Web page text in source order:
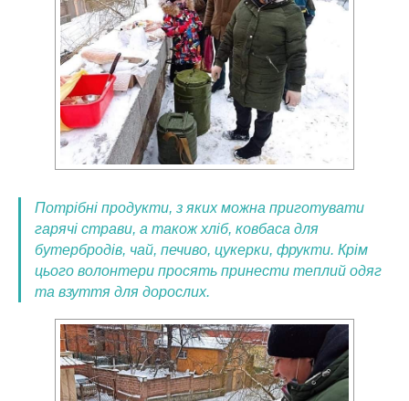
Потрібні продукти, з яких можна приготувати
гарячі страви, а також хліб, ковбаса для
бутербродів, чай, печиво, цукерки, фрукти. Крім
цього волонтери просять принести теплий одяг
та взуття для дорослих.